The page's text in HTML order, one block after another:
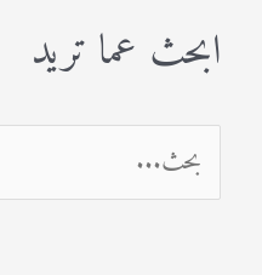
ابحث عما تريد
ل